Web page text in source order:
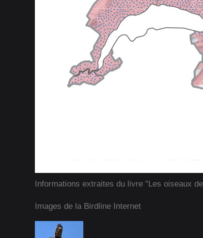
Informations extraites du livre "Les oiseaux
Images de la Birdline Internet